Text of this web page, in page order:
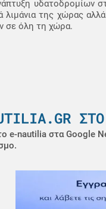
υδατοδρομίων
λιμάνια της χώρας
σε όλη τη χώρα.
ΣΤΟ
e-nautilia στα Google